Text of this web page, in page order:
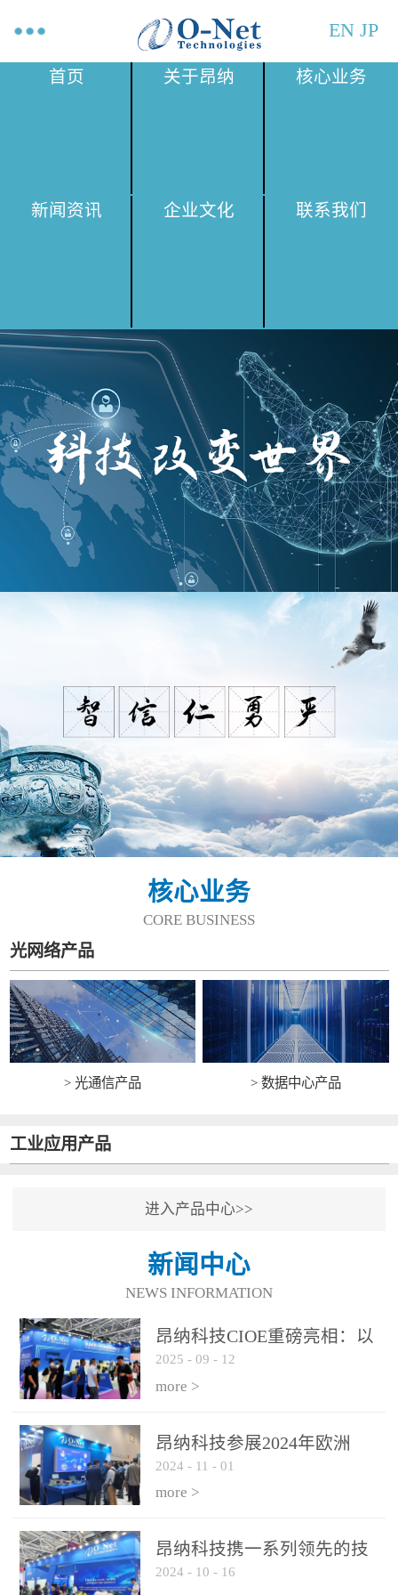
EN JP
首页 关于昂纳 核心业务
新闻资讯 企业文化 联系我们
核心业务
CORE BUSINESS
光网络产品
> 光通信产品 > 数据中心产品
工业应用产品
进入产品中心>>
新闻中心
NEWS INFORMATION
昂纳科技CIOE重磅亮相：以
光通信创新引擎，驱动AI与
算力互联新时代
2025 - 09 - 12
more >
昂纳科技参展2024年欧洲
ECOC展会
2024 - 11 - 01
more >
昂纳科技携一系列领先的技
术平台和优秀产品参展2024
2024 - 10 - 16